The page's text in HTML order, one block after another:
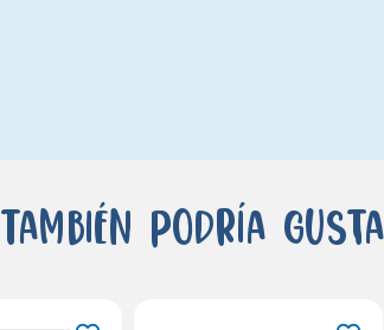
También podría